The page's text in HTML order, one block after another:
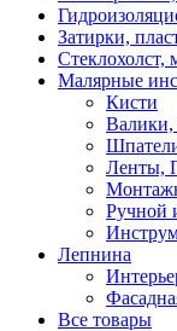
Затирки,
Стеклохолст,
Малярные
Кисти
Ленты,
Ручной
Лепнина
Все товары